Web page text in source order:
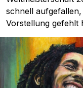
schnell
Vorstellung gefehlt